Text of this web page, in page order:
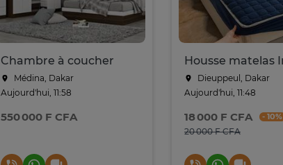
Chambre à coucher
Médina, Dakar
Aujourd'hui, 11:58
550 000 F CFA
Dieuppeul, Dakar
Aujourd'hui, 11:48
18 000 F CFA - 10%
20 000 F CFA